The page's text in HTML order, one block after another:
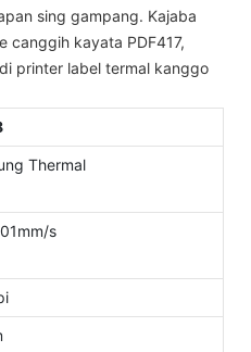
sing gampang. Kajaba
canggih kayata PDF417,
printer label termal kanggo
Thermal
s